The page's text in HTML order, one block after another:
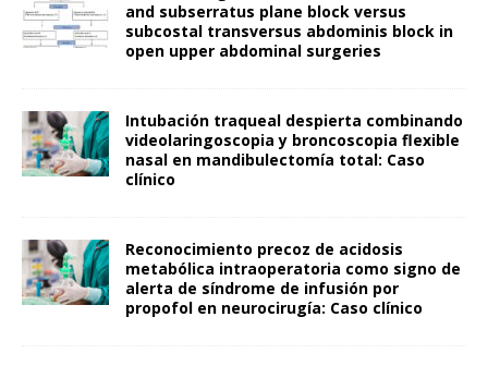
and subserratus plane block versus
subcostal transversus abdominis block in
open upper abdominal surgeries
Intubación traqueal despierta combinando
videolaringoscopia y broncoscopia flexible
nasal en mandibulectomía total: Caso
clínico
Reconocimiento precoz de acidosis
metabólica intraoperatoria como signo de
alerta de síndrome de infusión por
propofol en neurocirugía: Caso clínico